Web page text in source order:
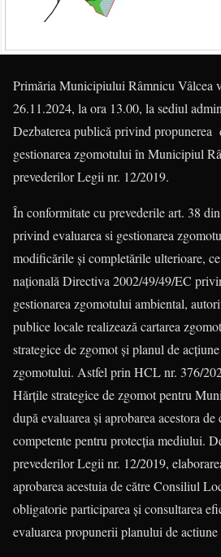
Primăria Municipiului Râmnicu Vâlcea
26.11.2024, la ora 13.00, la sediul
Dezbaterea publică privind propunerea
gestionarea zgomotului în Municipiul
prevederilor Legii nr. 12/2019.
În conformitate cu prevederile art. 38
privind evaluarea si gestionarea
modificările și completările ulterioare,
națională Directiva 2002/49/49/EC
gestionarea zgomotului ambiental,
publice locale realizează cartarea
strategice de zgomot și planul de
zgomotului. Astfel prin HCL nr. 376/
Hărțile strategice de zgomot pentru
după evaluarea și aprobarea acestora
competente pentru protecția mediului.
prevederilor Legii nr. 12/2019,
aprobarea acestuia de către Consiliul
obligatorie participarea și consultarea
evaluarea propunerii planului de